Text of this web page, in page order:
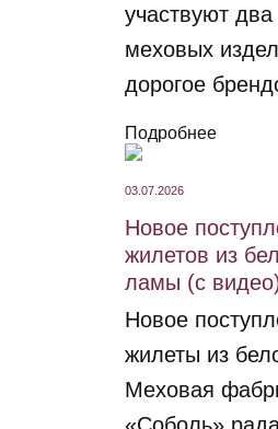
участвуют два
меховых
дорогое
Подробнее
03.07.2026
Новое
жилетов из
ламы (с
Новое
жилеты из
Меховая
«Соболь» рада